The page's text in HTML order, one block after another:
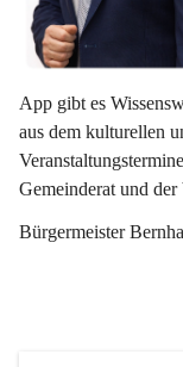
App gibt es
aus dem kulturellen
Gemeinderat und
Bürgermeister